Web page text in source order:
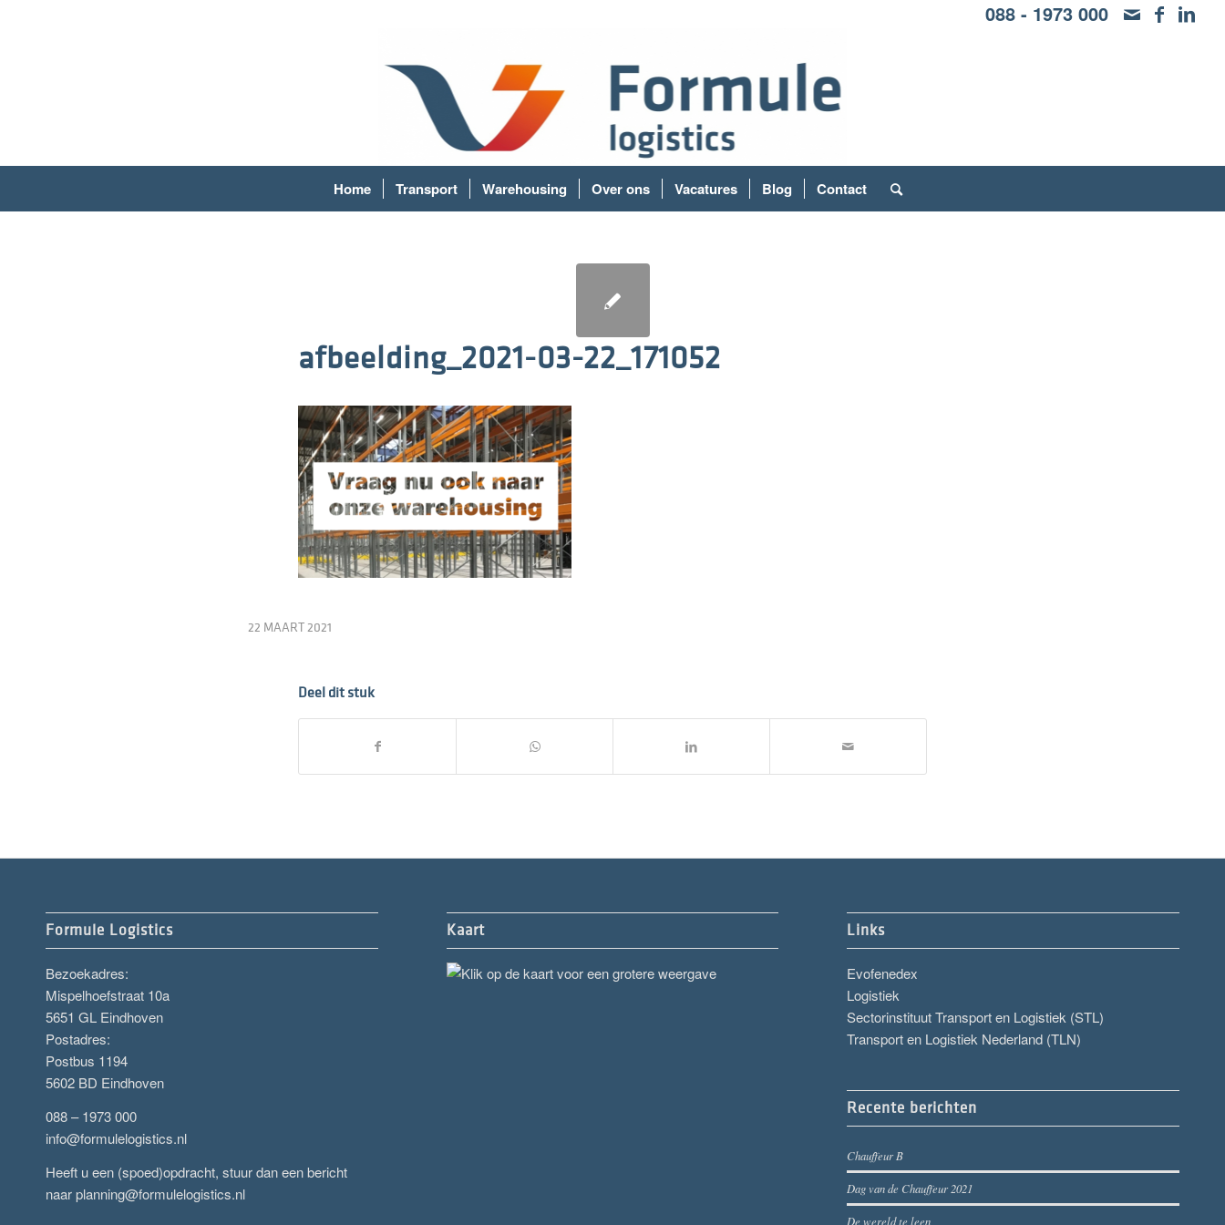
088 - 1973 000
Home Transport Warehousing Over ons Vacatures Blog Contact
afbeelding_2021-03-22_171052
22 MAART 2021
Deel dit stuk
Formule Logistics
Bezoekadres:
Mispelhoefstraat 10a
5651 GL Eindhoven
Postadres:
Postbus 1194
5602 BD Eindhoven
088 – 1973 000
info@formulelogistics.nl
Heeft u een (spoed)opdracht, stuur dan een bericht
naarplanning@formulelogistics.nl
Kaart Links
Evofenedex
Logistiek
Sectorinstituut Transport en Logistiek (STL)
Transport en Logistiek Nederland (TLN)
Recente berichten
Chauffeur B
Dag van de Chauffeur 2021
De wereld te leen